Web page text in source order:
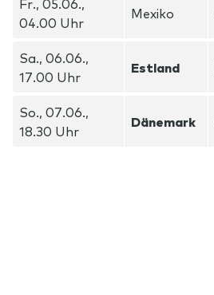
Fr., 05.06.,
04.00 Uhr
Mexiko
Sa., 06.06.,
17.00 Uhr
Estland
So., 07.06.,
18.30 Uhr
Dänemark